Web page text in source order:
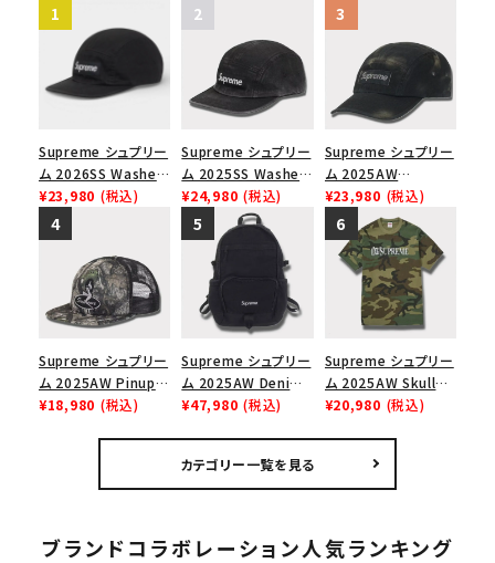
Supreme シュプリー
ム 2026SS Washed
Chino Twill Camp
Cap ウォッシュド チ
ノツイル キャンプキャ
ップ ブラック
¥23,980 (税込)
Supreme シュプリー
ム 2025SS Washed
Chino Twill Camp
Cap ウォッシュチノツ
イルキャンプキャップ
ブラック 黒
¥24,980 (税込)
Supreme シュプリー
ム 2025AW
Overdyed Camp
Cap オーバーダイド
キャンプキャップ ブ
ラック
¥23,980 (税込)
Supreme シュプリー
ム 2025AW Pinup
Mesh Back 5-Panel
バーHTC フォールカ
¥18,980 (税込)
Supreme シュプリー
ム 2025AW Denim
Backpack デニム バ
¥47,980 (税込)
Supreme シュプリー
ム 2025AW Skull
Tee スカル Tシャ
¥20,980 (税込)
カテゴリー一覧を見る
ブランドコラボレーション人気ランキング